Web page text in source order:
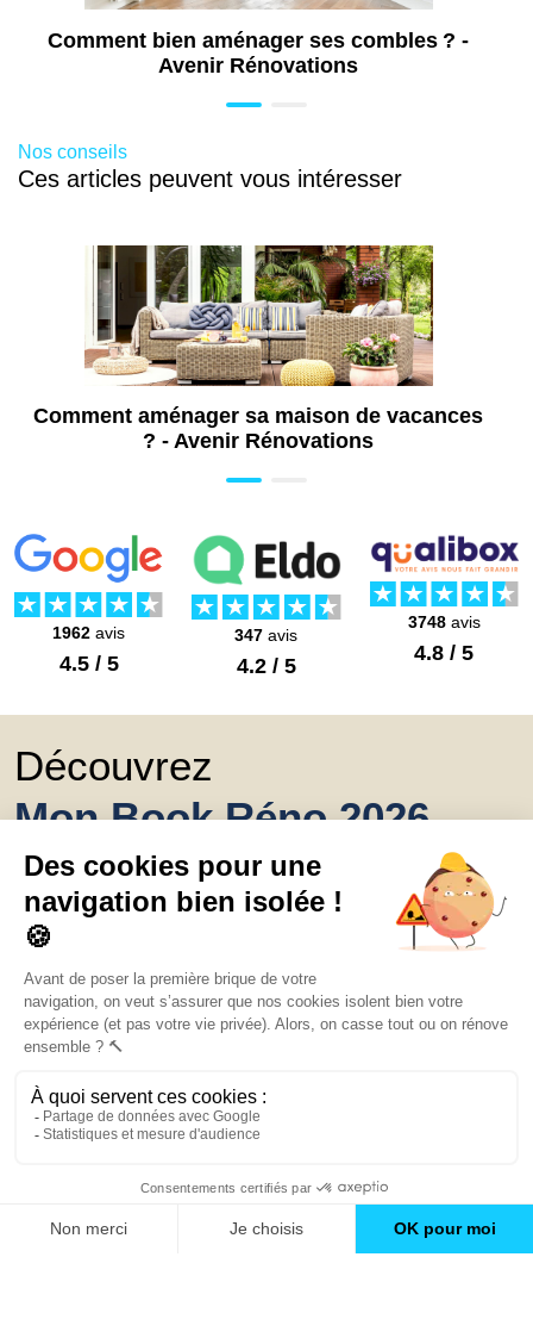
Ravalement de façade à Valenciennes
Comment bien aménager ses combles ? -
Avenir Rénovations
Nos conseils
Ces articles peuvent vous intéresser
Comment aménager sa maison de vacances
? - Avenir Rénovations
1962 avis
4.5 / 5
347 avis
4.2 / 5
3748avis
4.8 / 5
Découvrez
Mon Book Réno 2026,
un catalogue de
conseils et inspirations